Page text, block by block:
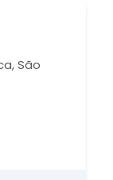
São